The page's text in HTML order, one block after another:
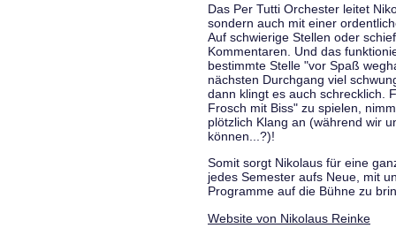
Das Per Tutti Orchester leitet
sondern auch mit einer
Auf schwierige Stellen oder
Kommentaren. Und das
bestimmte Stelle "vor Spaß
nächsten Durchgang viel
dann klingt es auch schrecklich.
Frosch mit Biss" zu spielen,
plötzlich Klang an (während wir
können...?)!
Somit sorgt Nikolaus für eine
jedes Semester aufs Neue, mit
Programme auf die Bühne zu
Website von Nikolaus Reinke